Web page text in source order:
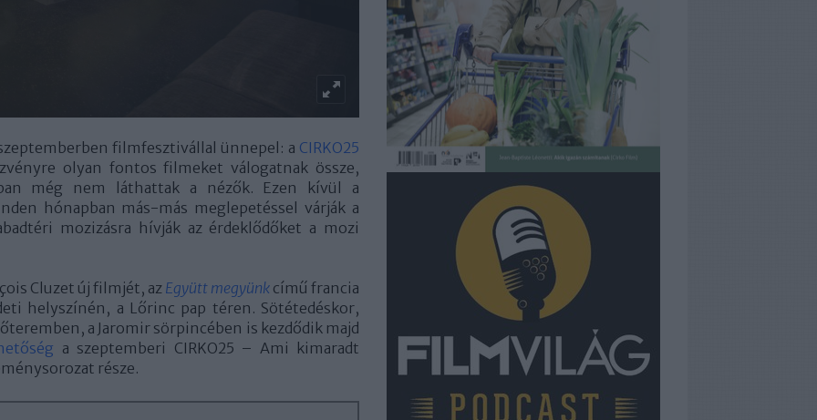
filmfesztivállal ünnepel: a CIRKO25
olyan fontos filmeket válogatnak össze,
még nem láthattak a nézők. Ezen kívül a
hónapban más-más meglepetéssel várják a
mozizásra hívják az érdeklődőket a mozi
Cluzet új filmjét, az Együtt megyünk című francia
helyszínén, a Lőrinc pap téren. Sötétedéskor,
a Jaromir sörpincében is kezdődik majd
a szeptemberi CIRKO25 – Ami kimaradt
része.